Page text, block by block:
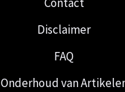
Disclaimer
FAQ
Onderhoud van